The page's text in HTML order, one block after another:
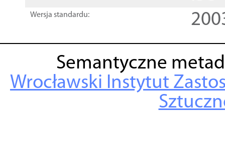
Wersja standardu:
Semantyczne
Wrocławski Instytut